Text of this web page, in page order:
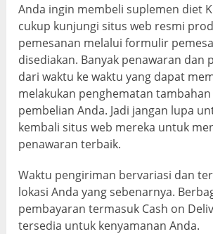
Anda ingin membeli suplemen diet
cukup kunjungi situs web resmi
pemesanan melalui formulir
disediakan. Banyak penawaran dan
dari waktu ke waktu yang dapat
melakukan penghematan
pembelian Anda. Jadi jangan lupa
kembali situs web mereka untuk
penawaran terbaik.
Waktu pengiriman bervariasi dan
lokasi Anda yang sebenarnya.
pembayaran termasuk Cash on
tersedia untuk kenyamanan Anda.